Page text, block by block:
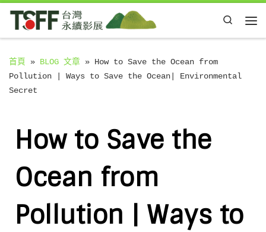
Skip to content
Search
首頁 » BLOG 文章 »
How to Save the Ocean from
Pollution | Ways to Save the Ocean| Environmental
Secret
How to Save the
Ocean from
Pollution | Ways to